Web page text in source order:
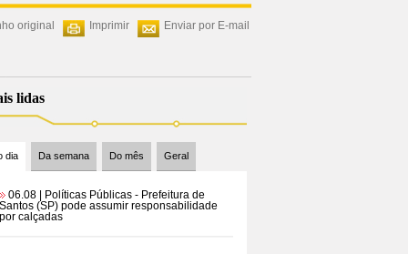
Enviar por E-mail
Imprimir
original
lidas
dia Da semana Do mês Geral
06.08 | Políticas Públicas - Prefeitura de
Santos (SP) pode assumir responsabilidade
por calçadas